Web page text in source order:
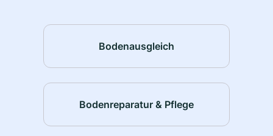
Bodenausgleich
Bodenreparatur & Pflege